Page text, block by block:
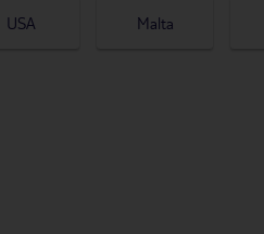
USA Malta